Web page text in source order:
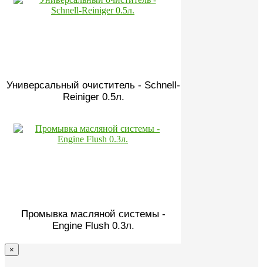
Универсальный очиститель - Schnell-
Reiniger 0.5л.
Промывка масляной системы -
Engine Flush 0.3л.
×